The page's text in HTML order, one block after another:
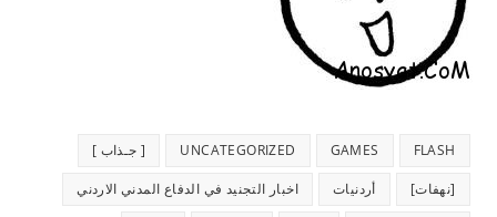
FLASH
GAMES
UNCATEGORIZED [ جـذاب ]
[نهفات] أردنيات اخبار التجنيد في الدفاع المدني الاردني